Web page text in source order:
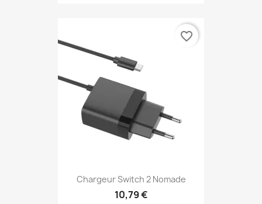
Chargeur Switch 2 Nomade
10,79 €
favorite_border